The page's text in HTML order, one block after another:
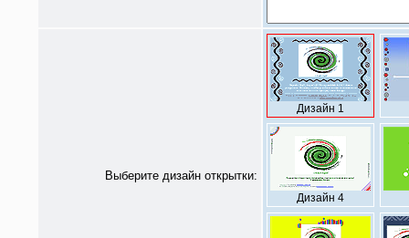
Выберите дизайн открытки:
Дизайн 1
Дизайн 4